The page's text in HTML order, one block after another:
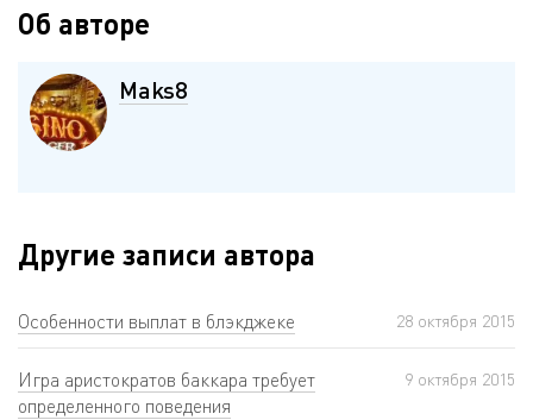
Об авторе
Maks8
Другие записи автора
Особенности выплат в блэкджеке 28 октября 2015
Игра аристократов баккара требует
определенного поведения
9 октября 2015